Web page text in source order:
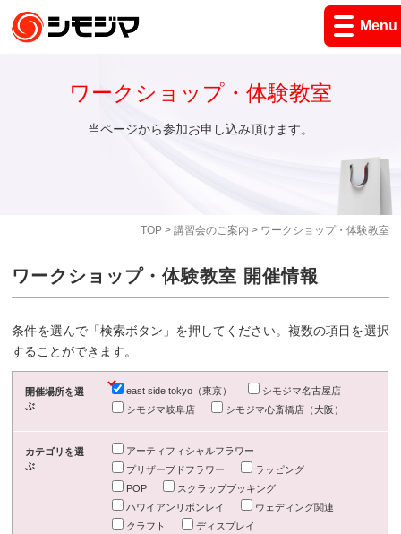
Menu
TOP> 講習会のご案内 > ワークショップ・体験教室
ワークショップ・体験教室
当ページから参加お申し込み頂けます。
ワークショップ・体験教室 開催情報
条件を選んで「検索ボタン」を押してください。複数の項目を選択
することができます。
開催場所を選
ぶ
east side tokyo（東京）
シモジマ名古屋店
シモジマ岐阜店
シモジマ心斎橋店（大阪）
カテゴリを選
ぶ
アーティフィシャルフラワー
プリザーブドフラワー
ラッピング
POP
スクラップブッキング
ハワイアンリボンレイ
ウェディング関連
クラフト
ディスプレイ